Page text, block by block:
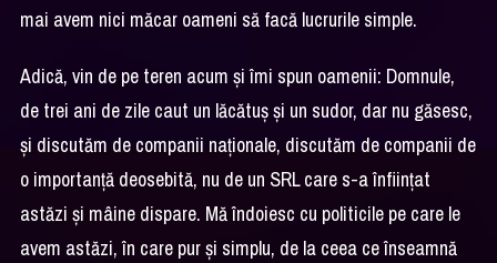
mai avem nici măcar oameni să facă lucrurile simple.
Adică, vin de pe teren acum și îmi spun oamenii: Domnule,
de trei ani de zile caut un lăcătuș și un sudor, dar nu găsesc,
și discutăm de companii naționale, discutăm de companii de
o importanță deosebită, nu de un SRL care s-a înființat
astăzi și mâine dispare. Mă îndoiesc cu politicile pe care le
avem astăzi, în care pur și simplu, de la ceea ce înseamnă